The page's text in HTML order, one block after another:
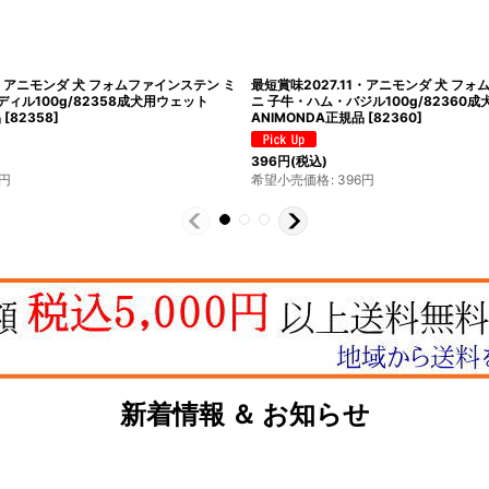
ニモンダ 犬 フォムファインステン ミ
ィル100g/82358成犬用ウェット
[82358]
最短賞味2027.11・アニモンダ 犬 フォ
ニ 子牛・ハム・バジル100g/82360成
ANIMONDA正規品 [82360]
396円(税込)
希望小売価格: 396円
新着情報 ＆ お知らせ